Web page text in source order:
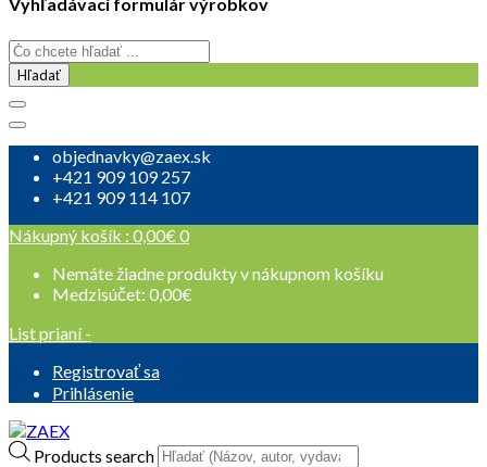
Hľadať
objednavky@zaex.sk
+421 909 109 257
+421 909 114 107
Nákupný košík : 0,00€ 0
Nemáte žiadne produkty v nákupnom košíku
Medzisúčet: 0,00€
List prianí -
Registrovať sa
Prihlásenie
Products search